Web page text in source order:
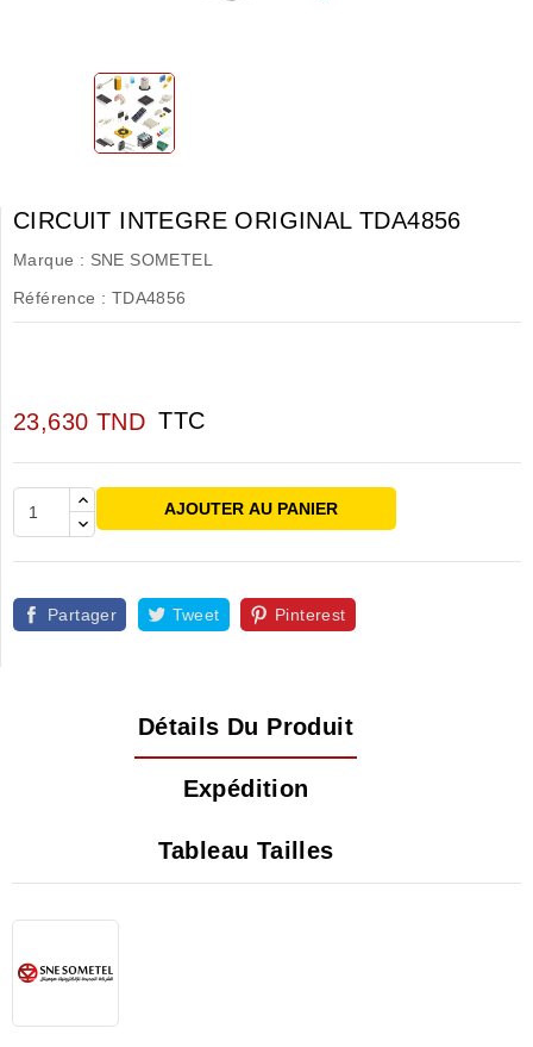
CIRCUIT INTEGRE ORIGINAL TDA4856
Marque : SNE SOMETEL
Référence : TDA4856
23,630 TND TTC
AJOUTER AU PANIER
Partager Tweet Pinterest
Détails Du Produit
Expédition
Tableau Tailles